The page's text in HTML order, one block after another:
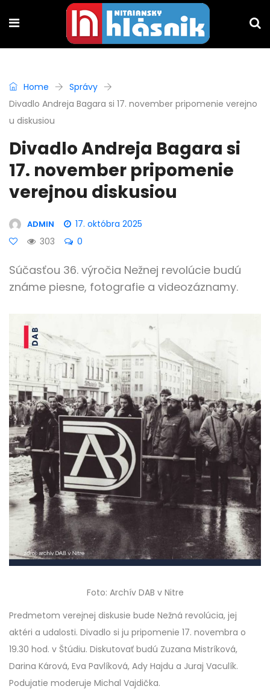
Home
Správy
Divadlo Andreja Bagara si 17. november pripomenie verejno
u diskusiou
Divadlo Andreja Bagara si
17. november pripomenie
verejnou diskusiou
ADMIN
17. októbra 2025
303
0
Súčasťou 36. výročia Nežnej revolúcie budú
známe piesne, fotografie a videozáznamy.
Foto: Archív DAB v Nitre
Predmetom verejnej diskusie bude Nežná revolúcia, jej
aktéri a udalosti. Divadlo si ju pripomenie 17. novembra o
19.30 hod. v Štúdiu. Diskutovať budú Zuzana Mistríková,
Darina Kárová, Eva Pavlíková, Ady Hajdu a Juraj Vaculík.
Podujatie moderuje Michal Vajdička.